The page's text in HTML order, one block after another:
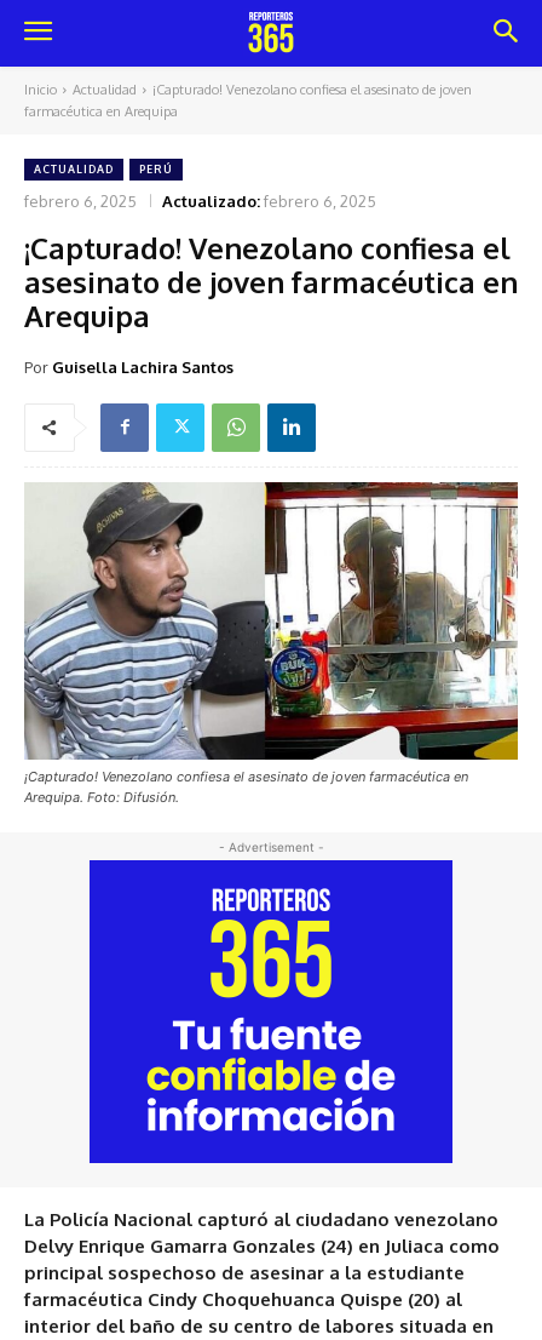
Inicio Actualidad
¡Capturado! Venezolano confiesa el asesinato de joven
farmacéutica en Arequipa
ACTUALIDAD PERÚ
febrero 6, 2025 Actualizado:febrero 6, 2025
¡Capturado! Venezolano confiesa el
asesinato de joven farmacéutica en
Arequipa
Por Guisella Lachira Santos
¡Capturado! Venezolano confiesa el asesinato de joven farmacéutica en
Arequipa. Foto: Difusión.
- Advertisement -
La Policía Nacional capturó al ciudadano venezolano
Delvy Enrique Gamarra Gonzales (24) en Juliaca como
principal sospechoso de asesinar a la estudiante
farmacéutica Cindy Choquehuanca Quispe (20) al
interior del baño de su centro de labores situada en